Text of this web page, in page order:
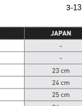
3-13